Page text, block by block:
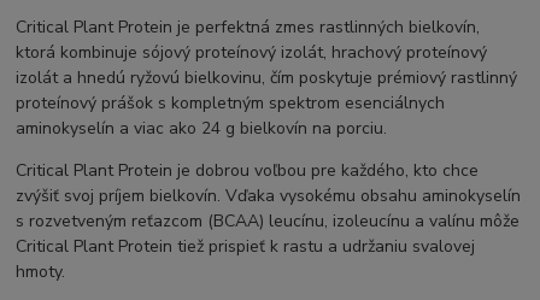
Critical Plant Protein je perfektná zmes rastlinných bielkovín,
ktorá kombinuje sójový proteínový izolát, hrachový proteínový
izolát a hnedú ryžovú bielkovinu, čím poskytuje prémiový rastlinný
proteínový prášok s kompletným spektrom esenciálnych
aminokyselín a viac ako 24 g bielkovín na porciu.
Critical Plant Protein je dobrou voľbou pre každého, kto chce
zvýšiť svoj príjem bielkovín. Vďaka vysokému obsahu aminokyselín
s rozvetveným reťazcom (BCAA) leucínu, izoleucínu a valínu môže
Critical Plant Protein tiež prispieť k rastu a udržaniu svalovej
hmoty.